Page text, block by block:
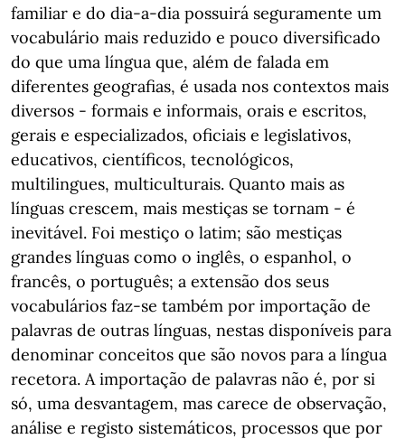
familiar e do dia-a-dia possuirá seguramente um
vocabulário mais reduzido e pouco diversificado
do que uma língua que, além de falada em
diferentes geografias, é usada nos contextos mais
diversos - formais e informais, orais e escritos,
gerais e especializados, oficiais e legislativos,
educativos, científicos, tecnológicos,
multilingues, multiculturais. Quanto mais as
línguas crescem, mais mestiças se tornam - é
inevitável. Foi mestiço o latim; são mestiças
grandes línguas como o inglês, o espanhol, o
francês, o português; a extensão dos seus
vocabulários faz-se também por importação de
palavras de outras línguas, nestas disponíveis para
denominar conceitos que são novos para a língua
recetora. A importação de palavras não é, por si
só, uma desvantagem, mas carece de observação,
análise e registo sistemáticos, processos que por